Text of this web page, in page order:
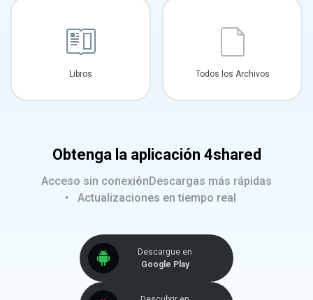
Libros Todos los Archivos
Obtenga la aplicación 4shared
Acceso sin conexiónDescargas más rápidas
Actualizaciones en tiempo real
Descargue en
Google Play